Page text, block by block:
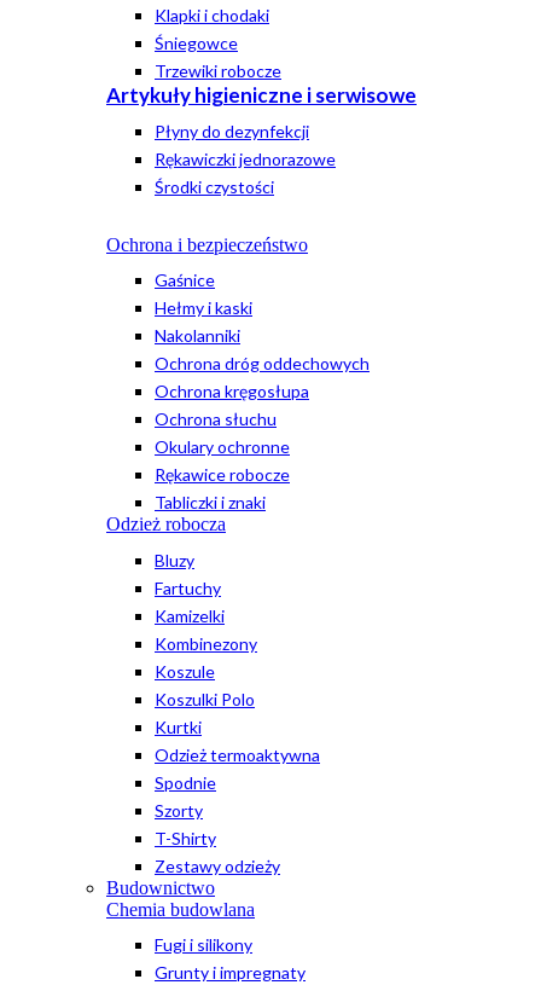
Klapki i chodaki
Śniegowce
Trzewiki robocze
Artykuły higieniczne i serwisowe
Płyny do dezynfekcji
Rękawiczki jednorazowe
Środki czystości
Ochrona i bezpieczeństwo
Gaśnice
Hełmy i kaski
Nakolanniki
Ochrona dróg oddechowych
Ochrona kręgosłupa
Ochrona słuchu
Okulary ochronne
Rękawice robocze
Tabliczki i znaki
Odzież robocza
Bluzy
Fartuchy
Kamizelki
Kombinezony
Koszule
Koszulki Polo
Kurtki
Odzież termoaktywna
Spodnie
Szorty
T-Shirty
Zestawy odzieży
Budownictwo
Chemia budowlana
Fugi i silikony
Grunty i impregnaty